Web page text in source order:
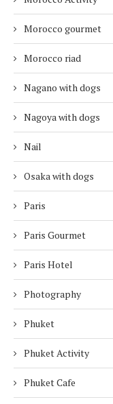
Morocco gourmet
Morocco riad
Nagano with dogs
Nagoya with dogs
Nail
Osaka with dogs
Paris
Paris Gourmet
Paris Hotel
Photography
Phuket
Phuket Activity
Phuket Cafe